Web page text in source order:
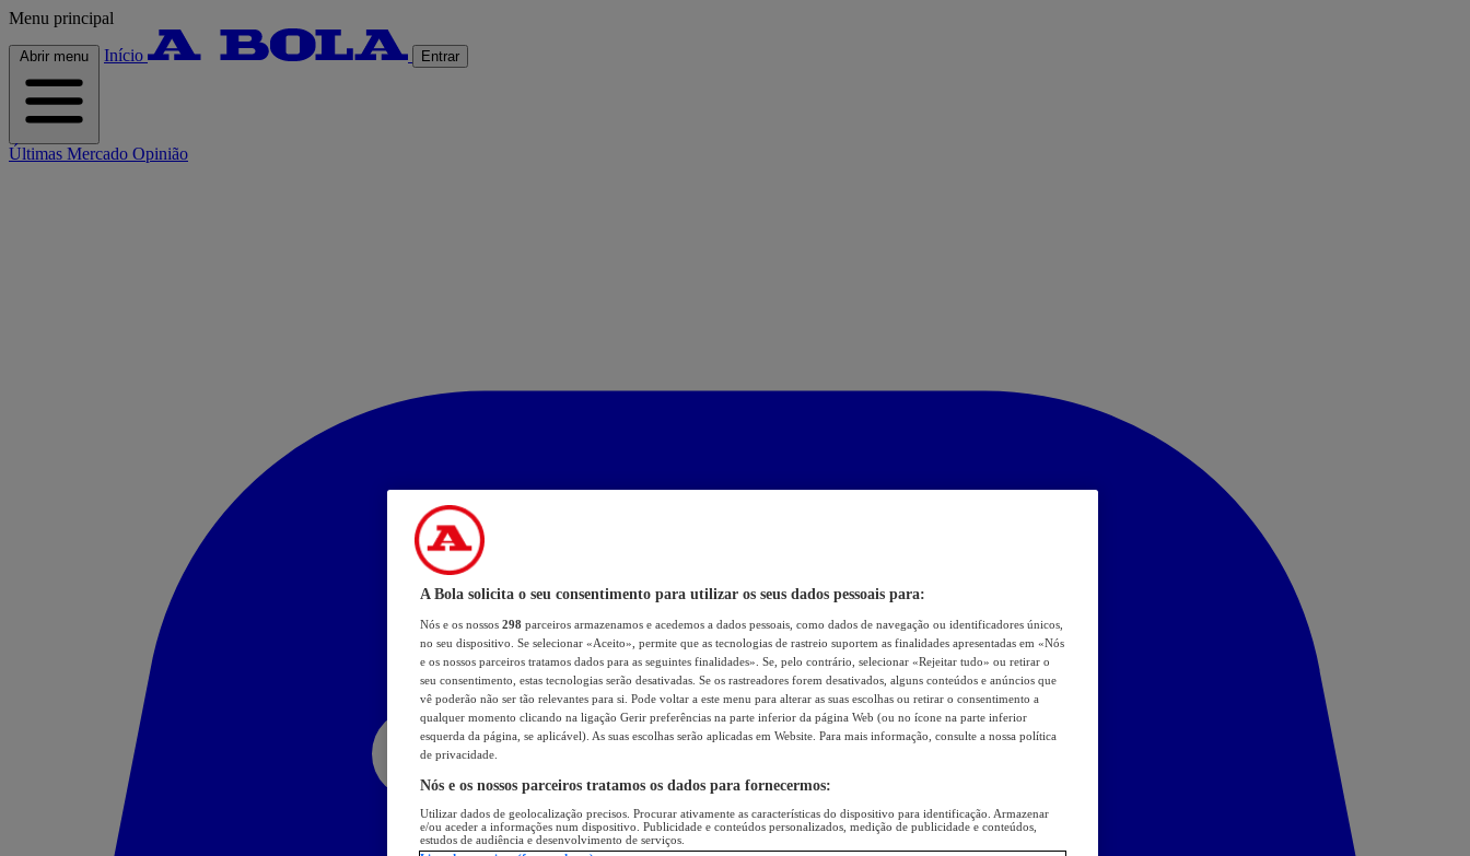
Menu principal
Abrir menu Início Entrar
Últimas Mercado Opinião
A Bola solicita o seu consentimento para utilizar os seus dados pessoais para:
Nós e os nossos 298 parceiros armazenamos e acedemos a dados pessoais, como dados de navegação ou identificadores únicos,
no seu dispositivo. Se selecionar «Aceito», permite que as tecnologias de rastreio suportem as finalidades apresentadas em «Nós
e os nossos parceiros tratamos dados para as seguintes finalidades». Se, pelo contrário, selecionar «Rejeitar tudo» ou retirar o
seu consentimento, estas tecnologias serão desativadas. Se os rastreadores forem desativados, alguns conteúdos e anúncios que
vê poderão não ser tão relevantes para si. Pode voltar a este menu para alterar as suas escolhas ou retirar o consentimento a
qualquer momento clicando na ligação Gerir preferências na parte inferior da página Web (ou no ícone na parte inferior
esquerda da página, se aplicável). As suas escolhas serão aplicadas em Website. Para mais informação, consulte a nossa política
de privacidade.
Nós e os nossos parceiros tratamos os dados para fornecermos:
Utilizar dados de geolocalização precisos. Procurar ativamente as características do dispositivo para identificação. Armazenar
e/ou aceder a informações num dispositivo. Publicidade e conteúdos personalizados, medição de publicidade e conteúdos,
estudos de audiência e desenvolvimento de serviços.